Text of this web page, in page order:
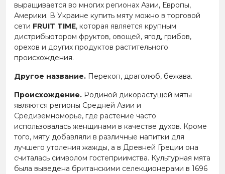
выращивается во многих регионах Азии, Европы,
Америки. В Украине купить мяту можно в торговой
сети FRUIT TIME, которая является крупным
дистрибьютором фруктов, овощей, ягод, грибов,
орехов и других продуктов растительного
происхождения.
Другое название. Перекоп, драголюб, бежава.
Происхождение. Родиной дикорастущей мяты
являются регионы Средней Азии и
Средиземноморье, где растение часто
использовалась женщинами в качестве духов. Кроме
того, мяту добавляли в различные напитки для
лучшего утоления жажды, а в Древней Греции она
считалась символом гостеприимства. Культурная мята
была выведена британскими селекционерами в 1696